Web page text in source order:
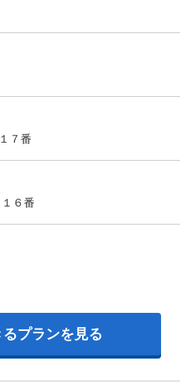
７番
６番
プランを見る